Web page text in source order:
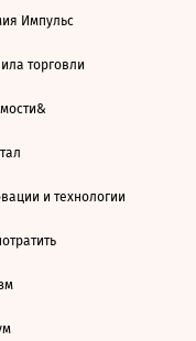
Импульс
торговли
и технологии